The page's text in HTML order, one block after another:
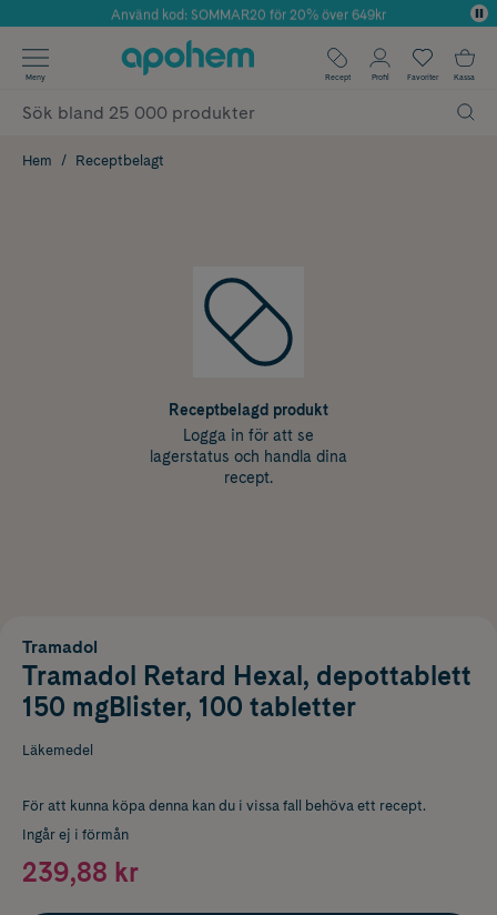
Årets Butik 2025 inom Skönhet
Använd kod: SOMMAR20 för 20% över 649kr
✓ Fri frakt
✓ Poäng på alla köp*
Meny Recept Profil Favoriter Kassa
Hem Receptbelagt
Receptbelagd produkt
Logga in för att se
lagerstatus och handla dina
recept.
Tramadol
Tramadol Retard Hexal, depottablett
150 mgBlister, 100 tabletter
Läkemedel
För att kunna köpa denna kan du i vissa fall behöva ett recept.
Ingår ej i förmån
239,88 kr